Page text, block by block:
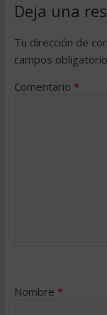
Deja una
Tu dirección de
campos
Comentario *
Nombre *